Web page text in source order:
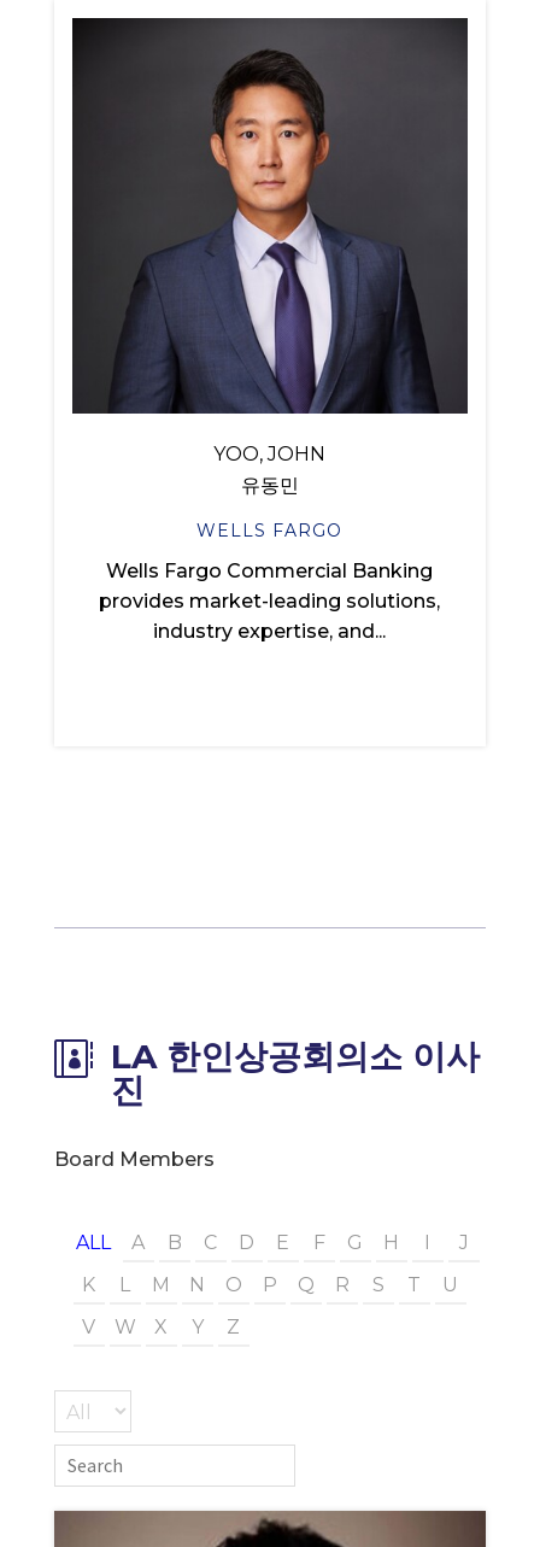
YOO, JOHN
유동민
WELLS FARGO
Wells Fargo Commercial Banking
provides market-leading solutions,
industry expertise, and...
 LA 한인상공회의소 이사
진
Board Members
ALL A B C D E F G H
J
K
L M N O P Q R S T
U
V
W X Y Z